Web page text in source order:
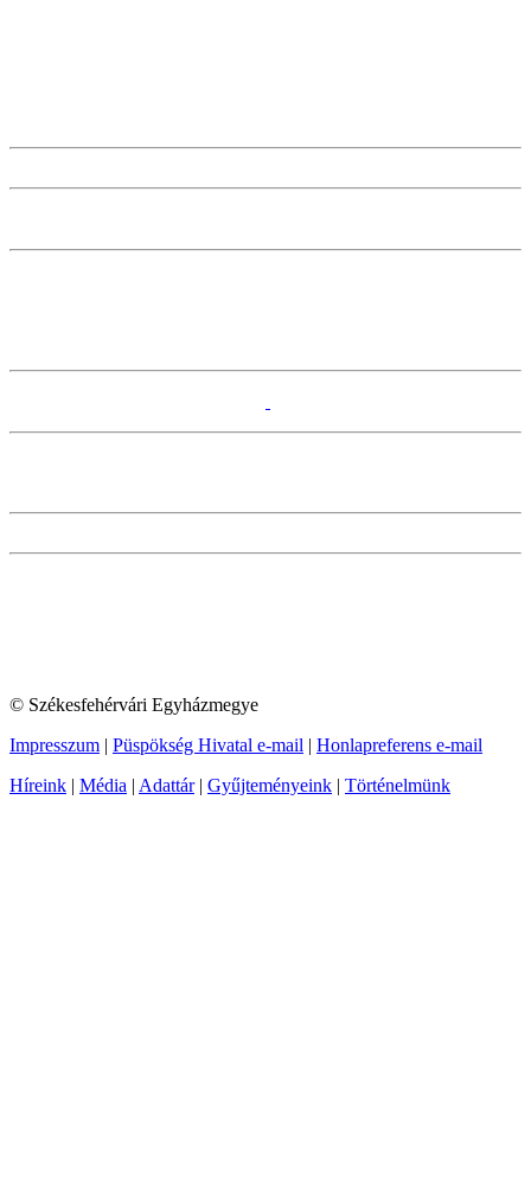
© Székesfehérvári Egyházmegye
Impresszum | Püspökség Hivatal e-mail | Honlapreferens e-mail
Híreink | Média | Adattár| Gyűjteményeink | Történelmünk